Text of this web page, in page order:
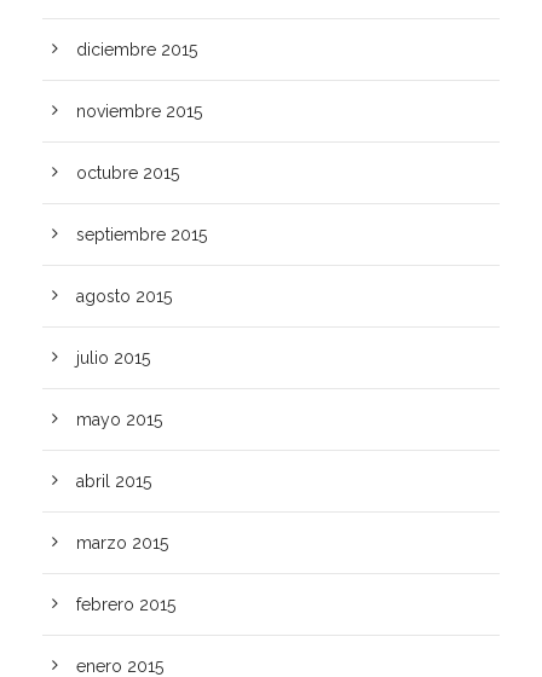
diciembre 2015
noviembre 2015
octubre 2015
septiembre 2015
agosto 2015
julio 2015
mayo 2015
abril 2015
marzo 2015
febrero 2015
enero 2015